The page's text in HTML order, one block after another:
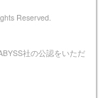
Reserved.
社の公認をいただ